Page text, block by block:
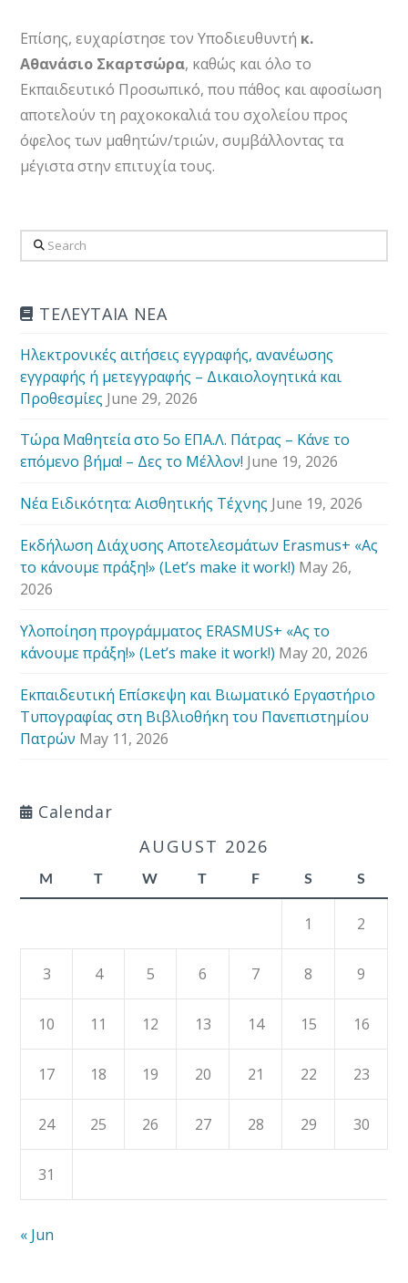
Επίσης, ευχαρίστησε τον Υποδιευθυντή κ.
Αθανάσιο Σκαρτσώρα, καθώς και όλο το
Εκπαιδευτικό Προσωπικό, που πάθος και αφοσίωση
αποτελούν τη ραχοκοκαλιά του σχολείου προς
όφελος των μαθητών/τριών, συμβάλλοντας τα
μέγιστα στην επιτυχία τους.
Search
ΤΕΛΕΥΤΑΙΑ ΝΕΑ
Ηλεκτρονικές αιτήσεις εγγραφής, ανανέωσης
εγγραφής ή μετεγγραφής – Δικαιολογητικά και
Προθεσμίες June 29, 2026
Τώρα Μαθητεία στο 5ο ΕΠΑ.Λ. Πάτρας – Κάνε το
επόμενο βήμα! – Δες το Μέλλον! June 19, 2026
Νέα Ειδικότητα: Αισθητικής Τέχνης June 19, 2026
Εκδήλωση Διάχυσης Αποτελεσμάτων Erasmus+ «Ας
το κάνουμε πράξη!» (Let’s make it work!) May 26,
2026
Υλοποίηση προγράμματος ERASMUS+ «Ας το
κάνουμε πράξη!» (Let’s make it work!) May 20, 2026
Εκπαιδευτική Επίσκεψη και Βιωματικό Εργαστήριο
Τυπογραφίας στη Βιβλιοθήκη του Πανεπιστημίου
Πατρών May 11, 2026
Calendar
AUGUST 2026
M T W T F S S
1 2
3 4 5 6 7 8 9
10 11 12 13 14 15 16
17 18 19 20 21 22 23
24 25 26 27 28 29 30
31
« Jun